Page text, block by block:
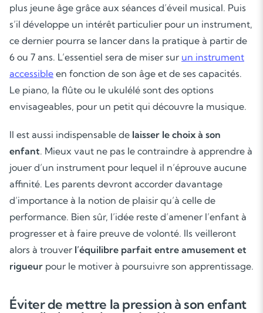
plus jeune âge grâce aux séances d’éveil musical. Puis
s’il développe un intérêt particulier pour un instrument,
ce dernier pourra se lancer dans la pratique à partir de
6 ou 7 ans. L’essentiel sera de miser sur un instrument
accessible en fonction de son âge et de ses capacités.
Le piano, la flûte ou le ukulélé sont des options
envisageables, pour un petit qui découvre la musique.
Il est aussi indispensable de laisser le choix à son
enfant. Mieux vaut ne pas le contraindre à apprendre à
jouer d’un instrument pour lequel il n’éprouve aucune
affinité. Les parents devront accorder davantage
d’importance à la notion de plaisir qu’à celle de
performance. Bien sûr, l’idée reste d’amener l’enfant à
progresser et à faire preuve de volonté. Ils veilleront
alors à trouver l’équilibre parfait entre amusement et
rigueur pour le motiver à poursuivre son apprentissage.
Éviter de mettre la pression à son enfant